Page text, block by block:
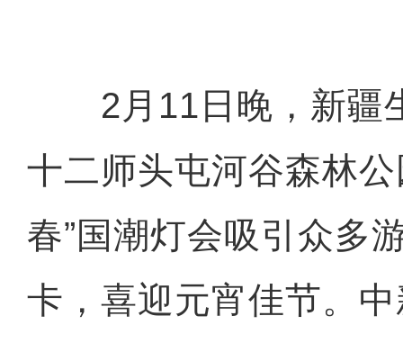
2月11日晚，新疆
十二师头屯河谷森林
春”国潮灯会吸引众多
卡，喜迎元宵佳节。